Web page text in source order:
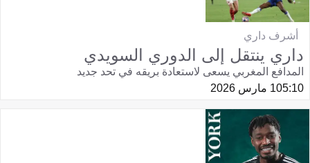
أشرف داري
داري ينتقل إلى الدوري السويدي
المدافع المغربي يسعى لاستعادة بريقه في تحد جديد
05:101 مارس 2026